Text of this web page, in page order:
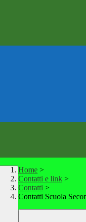
Home >
Contatti e link >
Contatti >
Contatti Scuola